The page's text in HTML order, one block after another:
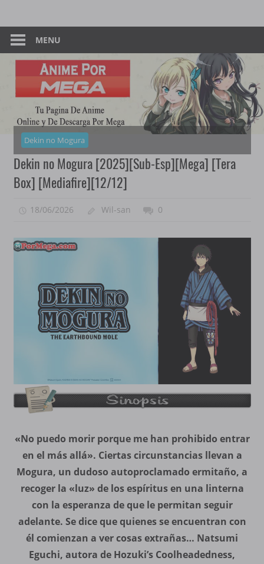
content
Anime
–
Por
Mega
Pagina
De
Descarga
Mega
MENU
Dekin no Mogura
Dekin no Mogura [2025][Sub-Esp][Mega] [Tera
Box] [Mediafire][12/12]
18/06/2026 Wil-san 0
«No puedo morir porque me han prohibido entrar
en el más allá». Ciertas circunstancias llevan a
Mogura, un dudoso autoproclamado ermitaño, a
recoger la «luz» de los espíritus en una linterna
con la esperanza de que le permitan seguir
adelante. Se dice que quienes se encuentran con
él comienzan a ver cosas extrañas… Natsumi
Eguchi, autora de Hozuki’s Coolheadedness,